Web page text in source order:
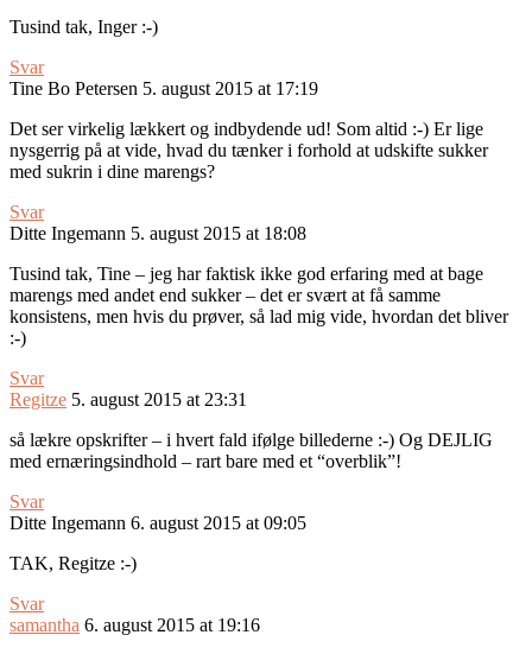
Tusind tak, Inger :-)
Svar
Tine Bo Petersen 5. august 2015 at 17:19
Det ser virkelig lækkert og indbydende ud! Som altid :-) Er lige
nysgerrig på at vide, hvad du tænker i forhold at udskifte sukker
med sukrin i dine marengs?
Svar
Ditte Ingemann 5. august 2015 at 18:08
Tusind tak, Tine – jeg har faktisk ikke god erfaring med at bage
marengs med andet end sukker – det er svært at få samme
konsistens, men hvis du prøver, så lad mig vide, hvordan det bliver
:-)
Svar
Regitze 5. august 2015 at 23:31
så lækre opskrifter – i hvert fald ifølge billederne :-) Og DEJLIG
med ernæringsindhold – rart bare med et “overblik”!
Svar
Ditte Ingemann 6. august 2015 at 09:05
TAK, Regitze :-)
Svar
samantha 6. august 2015 at 19:16